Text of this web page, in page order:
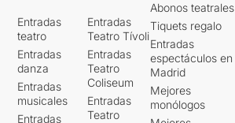
Entradas
teatro
Entradas
danza
Entradas
musicales
Entradas
Entradas
Teatro Tívoli
Entradas
Teatro
Coliseum
Entradas
Teatro
Abonos teatrales
Tiquets regalo
Entradas
espectáculos en
Madrid
Mejores
monólogos